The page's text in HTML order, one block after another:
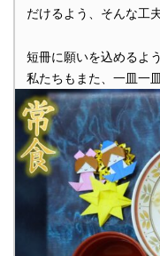
だけるよう、そんな工
短冊に願いを込めるよう
私たちもまた、一皿一